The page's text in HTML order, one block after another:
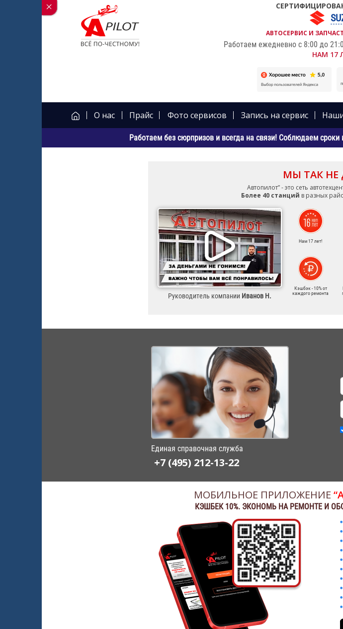
АВТОСЕРВИС И
Работаем ежедневно с 8:00 до
НАМ 17
О нас Прайс Фото сервисов Запись на сервис
Работаем без сюрпризов и всегда на связи! Соблюдаем
МЫ ТАК НЕ
Автопилот” - это сеть
Более 40 станций в разных
Руководитель компании Иванов Н.
Нам 17 лет!
Кэшбэк - 10% от
каждого ремонта
Единая справочная служба
+7 (495) 212-13-22
МОБИЛЬНОЕ ПРИЛОЖЕНИЕ
КЭШБЕК 10%. ЭКОНОМЬ НА РЕМОНТЕ И